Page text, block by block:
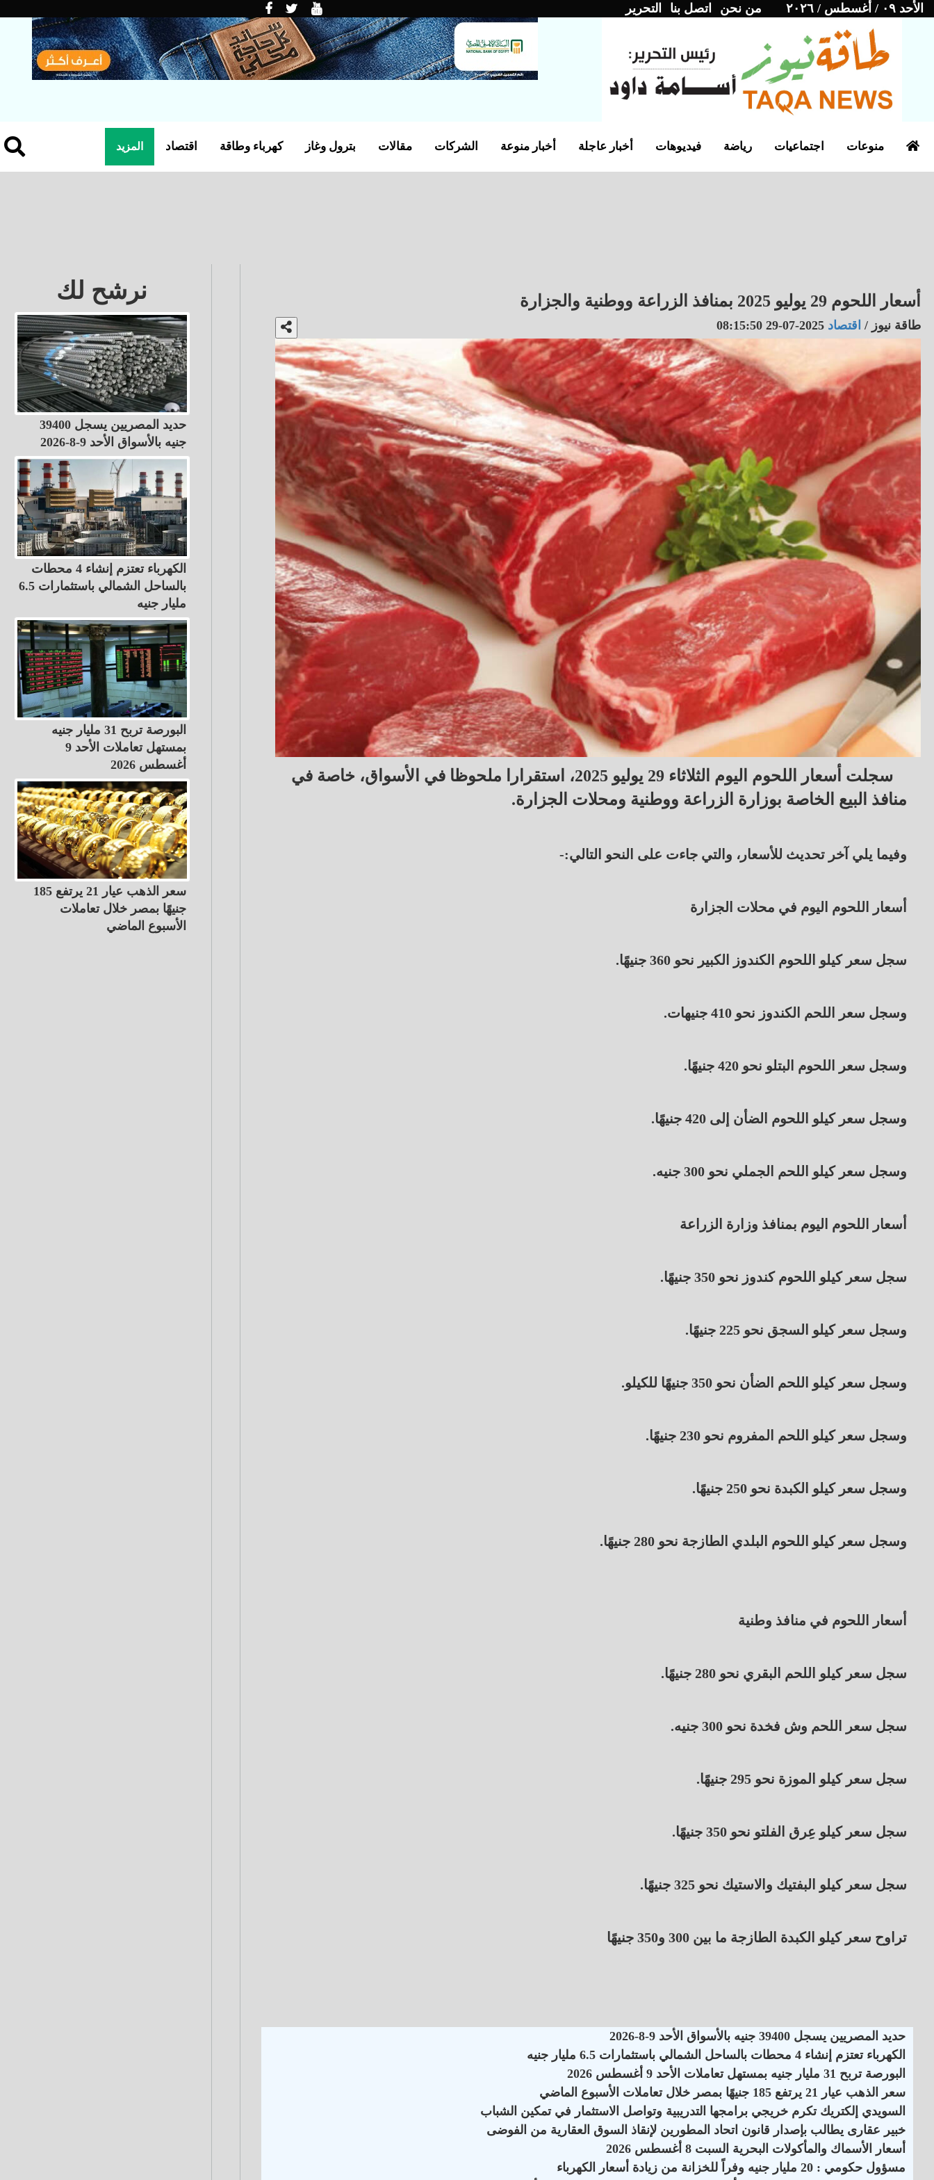
الأحد ٠٩ / أغسطس / ٢٠٢٦ من نحن اتصل بنا التحرير
المزيد اقتصاد كهرباء وطاقة بترول وغاز مقالات الشركات أخبار منوعة أخبار عاجلة فيديوهات رياضة اجتماعيات منوعات
أسعار اللحوم 29 يوليو 2025 بمنافذ الزراعة ووطنية والجزارة
طاقة نيوز / اقتصاد2025-07-29 08:15:50
سجلت أسعار اللحوم اليوم الثلاثاء 29 يوليو 2025، استقرارا ملحوظا في الأسواق، خاصة في
منافذ البيع الخاصة بوزارة الزراعة ووطنية ومحلات الجزارة.
وفيما يلي آخر تحديث للأسعار، والتي جاءت على النحو التالي:-
أسعار اللحوم اليوم في محلات الجزارة
سجل سعر كيلو اللحوم الكندوز الكبير نحو 360 جنيهًا.
وسجل سعر اللحم الكندوز نحو 410 جنيهات.
وسجل سعر اللحوم البتلو نحو 420 جنيهًا.
وسجل سعر كيلو اللحوم الضأن إلى 420 جنيهًا.
وسجل سعر كيلو اللحم الجملي نحو 300 جنيه.
أسعار اللحوم اليوم بمنافذ وزارة الزراعة
سجل سعر كيلو اللحوم كندوز نحو 350 جنيهًا.
وسجل سعر كيلو السجق نحو 225 جنيهًا.
وسجل سعر كيلو اللحم الضأن نحو 350 جنيهًا للكيلو.
وسجل سعر كيلو اللحم المفروم نحو 230 جنيهًا.
وسجل سعر كيلو الكبدة نحو 250 جنيهًا.
وسجل سعر كيلو اللحوم البلدي الطازجة نحو 280 جنيهًا.
أسعار اللحوم في منافذ وطنية
سجل سعر كيلو اللحم البقري نحو 280 جنيهًا.
سجل سعر اللحم وش فخدة نحو 300 جنيه.
سجل سعر كيلو الموزة نحو 295 جنيهًا.
سجل سعر كيلو عِرق الفلتو نحو 350 جنيهًا.
سجل سعر كيلو البفتيك والاستيك نحو 325 جنيهًا.
تراوح سعر كيلو الكبدة الطازجة ما بين 300 و350 جنيهًا
حديد المصريين يسجل 39400 جنيه بالأسواق الأحد 9-8-2026
الكهرباء تعتزم إنشاء 4 محطات بالساحل الشمالي باستثمارات 6.5 مليار جنيه
البورصة تربح 31 مليار جنيه بمستهل تعاملات الأحد 9 أغسطس 2026
سعر الذهب عيار 21 يرتفع 185 جنيهًا بمصر خلال تعاملات الأسبوع الماضي
السويدي إلكتريك تكرم خريجي برامجها التدريبية وتواصل الاستثمار في تمكين الشباب
خبير عقارى يطالب بإصدار قانون اتحاد المطورين لإنقاذ السوق العقارية من الفوضى
أسعار الأسماك والمأكولات البحرية السبت 8 أغسطس 2026
مسؤول حكومي : 20 مليار جنيه وفراً للخزانة من زيادة أسعار الكهرباء
نرشح لك
حديد المصريين يسجل 39400
جنيه بالأسواق الأحد 9-8-2026
الكهرباء تعتزم إنشاء 4 محطات
بالساحل الشمالي باستثمارات 6.5
مليار جنيه
البورصة تربح 31 مليار جنيه
بمستهل تعاملات الأحد 9
أغسطس 2026
سعر الذهب عيار 21 يرتفع 185
جنيهًا بمصر خلال تعاملات
الأسبوع الماضي